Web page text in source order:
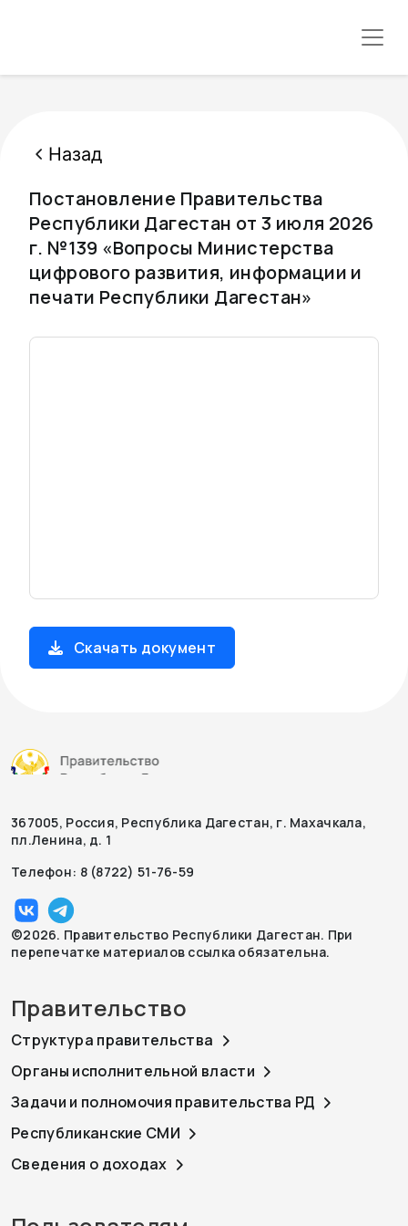
Назад
Постановление Правительства
Республики Дагестан от 3 июля 2026
г. №139 «Вопросы Министерства
цифрового развития, информации и
печати Республики Дагестан»
Скачать документ
367005, Россия, Республика Дагестан, г. Махачкала,
пл.Ленина, д. 1
Телефон: 8 (8722) 51-76-59
©2026. Правительство Республики Дагестан. При
перепечатке материалов ссылка обязательна.
Правительство
Структура правительства
Органы исполнительной власти
Задачи и полномочия правительства РД
Республиканские СМИ
Сведения о доходах